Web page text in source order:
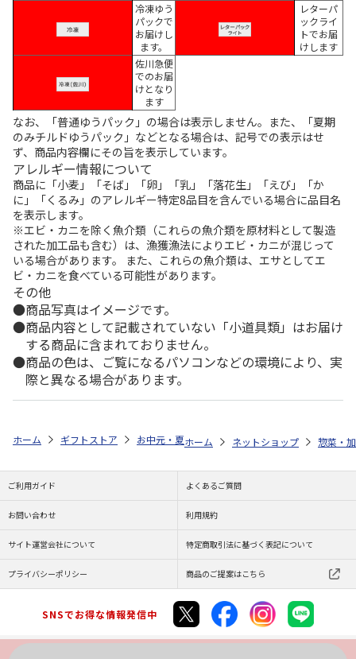
冷凍ゆう
パックで
お届けし
ます。
レターパ
ックライ
トでお届
けします
佐川急便
でのお届
けとなり
ます
なお、「普通ゆうパック」の場合は表示しません。また、「夏期
のみチルドゆうパック」などとなる場合は、記号での表示はせ
ず、商品内容欄にその旨を表示しています。
アレルギー情報について
商品に「小麦」「そば」「卵」「乳」「落花生」「えび」「か
に」「くるみ」のアレルギー特定8品目を含んでいる場合に品目名
を表示します。
※エビ・カニを除く魚介類（これらの魚介類を原材料として製造
された加工品も含む）は、漁獲漁法によりエビ・カニが混じって
いる場合があります。 また、これらの魚介類は、エサとしてエ
ビ・カニを食べている可能性があります。
その他
商品写真はイメージです。
商品内容として記載されていない「小道具類」はお届け
する商品に含まれておりません。
商品の色は、ご覧になるパソコンなどの環境により、実
際と異なる場合があります。
ホーム ギフトストア お中元・夏ギフト特集 2026 ゆうゆうギフト
ホーム ネットショップ 惣菜・
ご利用ガイド よくあるご質問
お問い合わせ 利用規約
サイト運営会社について 特定商取引法に基づく表記について
プライバシーポリシー 商品のご提案はこちら
SNSでお得な情報発信中